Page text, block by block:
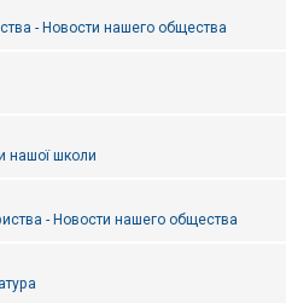
- Новости нашего общества
нашої школи
- Новости нашего общества